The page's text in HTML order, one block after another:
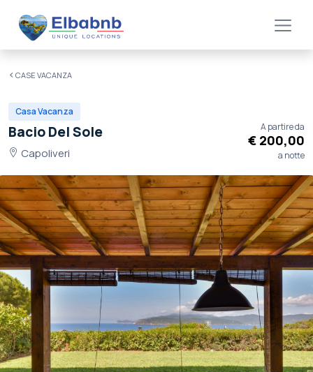
CASE VACANZA
Casa Vacanza
Bacio Del Sole
Capoliveri
A partire da
€ 200,00
a notte